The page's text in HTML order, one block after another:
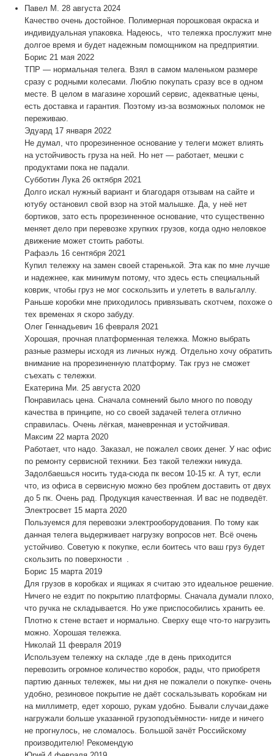
Павел М.
28 августа 2024
Качество очень достойное. Полимерная порошковая окраска и
индивидуальная упаковка. Надеюсь, что тележка прослужит мне
долгое время и будет надежным помощником на предприятии.
Борис 21 мая 2022
ТПР — нормальная телега. Взял в самом маленьком размере
сразу с родными колесами. Люблю покупать сразу все в одном
месте. В целом в магазине хороший сервис, адекватные цены,
есть доставка и гарантия. Поэтому из-за возможных поломок не
переживаю.
Эдуард 17 января 2022
Не думал, что прорезиненное основание у телеги может влиять
на устойчивость груза на ней. Но нет — работает, мешки с
продуктами пока не падали.
Субботин Лука 26 октября 2021
Долго искал нужный вариант и благодаря отзывам на сайте и
ютубу остановил свой взор на этой малышке. Да, у неё нет
бортиков, зато есть прорезиненное основание, что существенно
меняет дело при перевозке хрупких грузов, когда одно неловкое
движение может стоить работы.
Рафаэль 16 сентября 2021
Купил тележку на замен своей старенькой. Эта как по мне лучше
и надежнее, как минимум потому, что здесь есть специальный
коврик, чтобы груз не мог соскользить и улететь в вальгаллу.
Раньше коробки мне приходилось привязывать скотчем, похоже о
тех временах я скоро забуду.
Олег Геннадьевич 16 февраля 2021
Хорошая, прочная платформенная тележка. Можно выбрать
разные размеры исходя из личных нужд. Отдельно хочу обратить
внимание на прорезиненную платформу. Так груз не сможет
съехать с тележки.
Екатерина Ми. 25 августа 2020
Понравилась цена. Сначала сомнений было много по поводу
качества в принципе, но со своей задачей телега отлично
справилась. Очень лёгкая, маневренная и устойчивая.
Максим 22 марта 2020
Работает, что надо. Заказал, не пожалел своих денег. У нас офис
по ремонту сервисной техники. Без такой тележки никуда.
Задолбаешься носить туда-сюда пк весом 10-15 кг. А тут, если
что, из офиса в сервисную можно без проблем доставить от двух
до 5 пк. Очень рад. Продукция качественная. И вас не подведёт.
Электросвет 15 марта 2020
Пользуемся для перевозки электрооборудования. По тому как
данная телега выдерживает нагрузку вопросов нет. Всё очень
устойчиво. Советую к покупке, если боитесь что ваш груз будет
скользить по поверхности .
Борис 15 марта 2019
Для грузов в коробках и ящиках я считаю это идеальное решение.
Ничего не ездит по покрытию платформы. Сначала думали плохо,
что ручка не складывается. Но уже приспособились хранить ее.
Плотно к стене встает и нормально. Сверху еще что-то нагрузить
можно. Хорошая тележка.
Николай 11 февраля 2019
Используем тележку на складе ,где в день приходится
перевозить огромное количество коробок, рады, что приобретя
партию данных тележек, мы ни дня не пожалели о покупке- очень
удобно, резиновое покрытие не даёт соскальзывать коробкам ни
на миллиметр, едет хорошо, рукам удобно. Бывали случаи,даже
нагружали больше указанной грузоподъёмности- нигде и ничего
не прогнулось, не сломалось. Большой зачёт Российскому
производителю! Рекомендую